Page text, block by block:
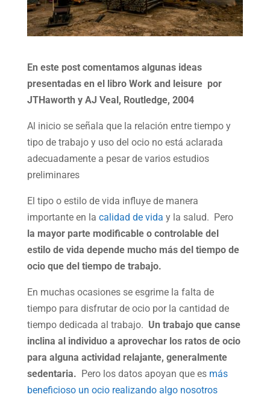
En este post comentamos algunas ideas
presentadas en el libro Work and leisure por
JTHaworth y AJ Veal, Routledge, 2004
Al inicio se señala que la relación entre tiempo y
tipo de trabajo y uso del ocio no está aclarada
adecuadamente a pesar de varios estudios
preliminares
El tipo o estilo de vida influye de manera
importante en la calidad de vida y la salud. Pero
la mayor parte modificable o controlable del
estilo de vida depende mucho más del tiempo de
ocio que del tiempo de trabajo.
En muchas ocasiones se esgrime la falta de
tiempo para disfrutar de ocio por la cantidad de
tiempo dedicada al trabajo. Un trabajo que canse
inclina al individuo a aprovechar los ratos de ocio
para alguna actividad relajante, generalmente
sedentaria. Pero los datos apoyan que es más
beneficioso un ocio realizando algo nosotros